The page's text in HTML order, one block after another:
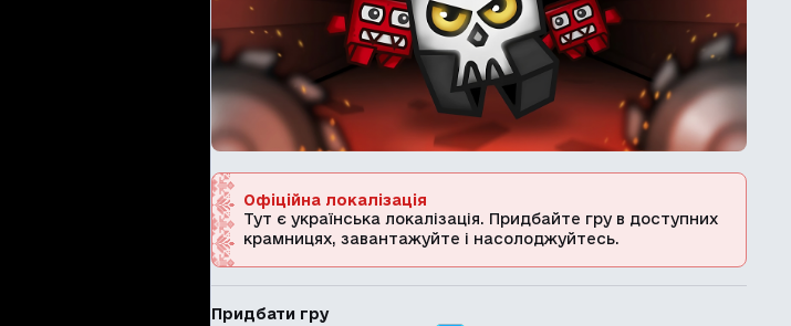
Офіційна локалізація
Тут є українська локалізація. Придбайте гру в доступних
крамницях, завантажуйте і насолоджуйтесь.
Придбати гру